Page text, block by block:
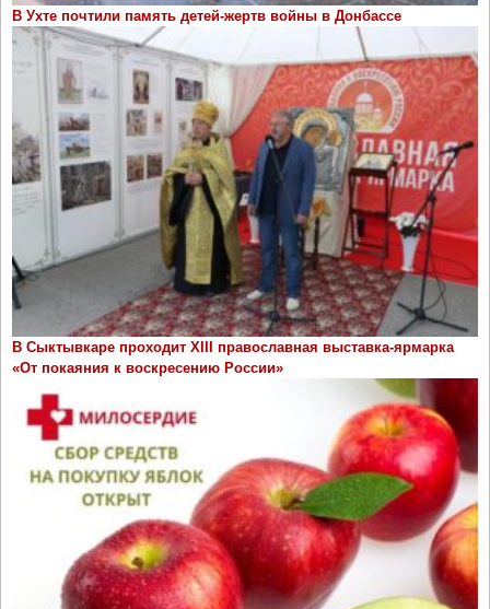
В Ухте почтили память детей-жертв войны в Донбассе
В Сыктывкаре проходит ХIII православная выставка-ярмарка
«От покаяния к воскресению России»